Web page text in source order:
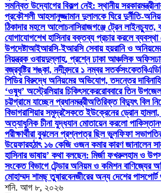
সমন্বিত উদ্যোগের বিকল্প নেই: স্থানীয় সরকারমন্ত্রী
প্রকৌশলী আহসানুজ্জামান দুলালকে ঘিরে দুর্নীতি-
ঠিকাদার মহলে আলোচনাসিরাজগঞ্জে ট্রেন লাইনচ্যুত,
যোগাযোগশেখ হাসিনার বক্তব্য প্রচার করলে ব্যবস্থা
উপদেষ্টাআইআরসি-ইআরসি সেবায় হয়রানি ও
নিয়ন্ত্রক ওবায়দুল্লাহ, প্রশ্নে ঢাকা আঞ্চলিক অফিস
বজ্রবৃষ্টির শঙ্কা, নদীবন্দরে ১ নম্বর সতর্কসংকেত
পিডির বিরুদ্ধে অনিয়মের অভিযোগ, তদন্তের দাবি
‘ওষুধ’ অস্ট্রেলিয়ার চিকিৎসকেররোববারে তিন
চট্টগ্রামে যাচ্ছেন প্রধানমন্ত্রীঅতিরিক্ত বিদ্যুৎ বিল
বিভাগরাশিয়ার সমুদ্রসৈকতে ইউক্রেনের ড্রোন
অত্যাধুনিক চীনা যুদ্ধযান মোতায়েন করলো পাকিস্তান
পরীক্ষার্থীরা বুঝলেন প্রশ্নপত্র ছিল ভুলফিফা
উয়েফারহঠাৎ ১৬ কেজি ওজন কমার কারণ জানালেন
হাসিনার ভাষায়’ কথা বলছেন: মির্জা ফখরুলহাম ও
সংকেত বিভাগে টেন্ডার অনিয়ম ও কমিশন বাণিজ্যের
মোহাম্মদ শামছ্ তুষারবেনজীরের অন্য দেশের পাসপোর্ট
শনি. আগ ৮, ২০২৬